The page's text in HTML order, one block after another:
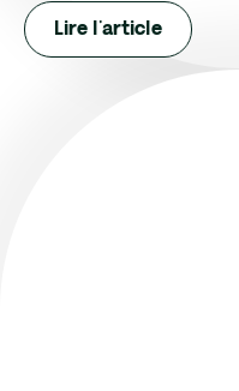
Lire l'article